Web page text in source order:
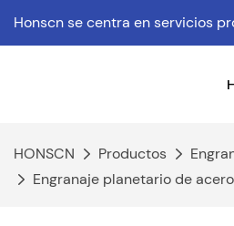
Honscn se centra en servicios
HONSCN Productos
Engranaje planetario de